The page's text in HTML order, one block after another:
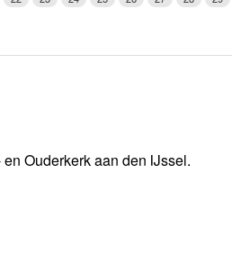
Ouderkerk aan den IJssel.